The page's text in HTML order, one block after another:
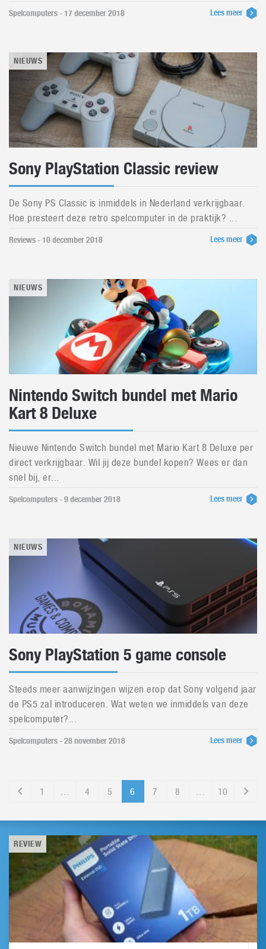
Spelcomputers - 17 december 2018 Lees meer
NIEUWS
Sony PlayStation Classic review
De Sony PS Classic is inmiddels in Nederland verkrijgbaar.
Hoe presteert deze retro spelcomputer in de praktijk? ...
Reviews - 10 december 2018 Lees meer
NIEUWS
Nintendo Switch bundel met Mario
Kart 8 Deluxe
Nieuwe Nintendo Switch bundel met Mario Kart 8 Deluxe per
direct verkrijgbaar. Wil jij deze bundel kopen? Wees er dan
snel bij, er...
Spelcomputers - 9 december 2018 Lees meer
NIEUWS
Sony PlayStation 5 game console
Steeds meer aanwijzingen wijzen erop dat Sony volgend jaar
de PS5 zal introduceren. Wat weten we inmiddels van deze
spelcomputer?...
Spelcomputers - 28 november 2018 Lees meer
1 … 4 5 6 7 8 … 10
REVIEW